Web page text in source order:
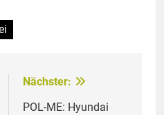
Nächster:
POL-ME: Hyundai